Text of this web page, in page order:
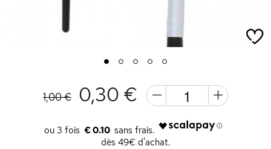
1 2 3 4 5
1,00 € 0,30 €
€ 0.10
dès 49€ d'achat.